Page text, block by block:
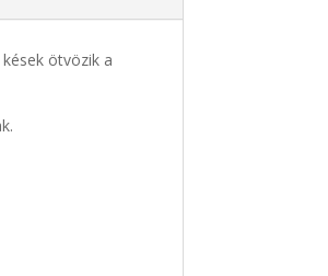
ötvözik a